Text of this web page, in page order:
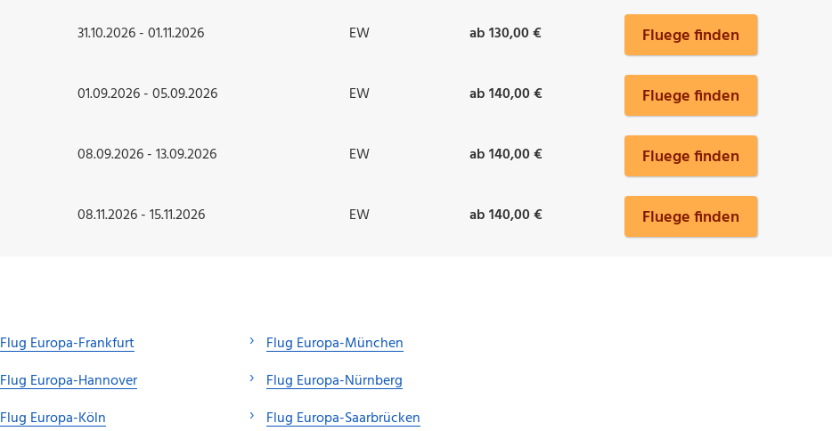
31.10.2026 - 01.11.2026 EW ab 130,00 € Fluege finden
01.09.2026 - 05.09.2026 EW ab 140,00 € Fluege finden
08.09.2026 - 13.09.2026 EW ab 140,00 € Fluege finden
08.11.2026 - 15.11.2026 EW ab 140,00 € Fluege finden
Flug Europa-Frankfurt
Flug Europa-Hannover
Flug Europa-Köln
Flug Europa-München
Flug Europa-Nürnberg
Flug Europa-Saarbrücken